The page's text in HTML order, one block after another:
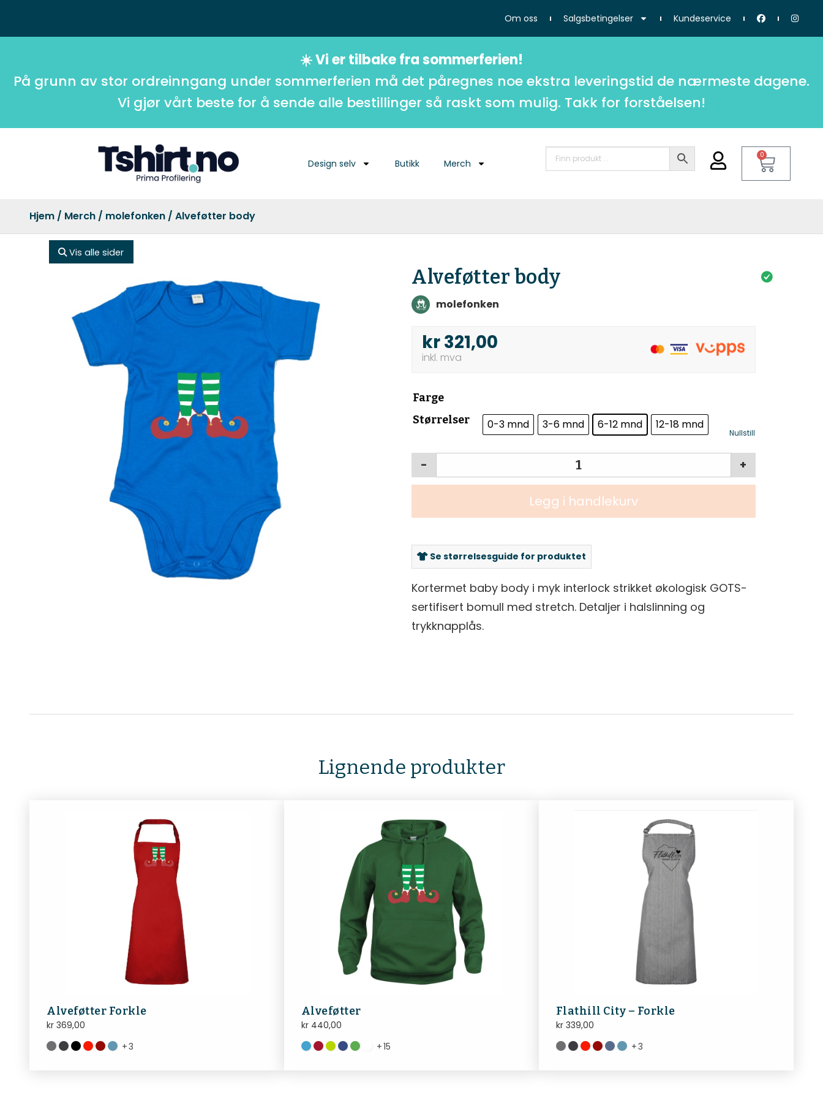
Om oss Salgsbetingelser Kundeservice
☀️ Vi er tilbake fra sommerferien!
På grunn av stor ordreinngang under sommerferien må det påregnes noe ekstra leveringstid de nærmeste dagene.
Vi gjør vårt beste for å sende alle bestillinger så raskt som mulig. Takk for forståelsen!
Design selv Butikk Merch
0
Hjem / Merch / molefonken / Alveføtter body
Vis alle sider
Alveføtter body
molefonken
kr321,00
Farge
Størrelser
0-3 mnd 3-6 mnd 6-12 mnd 12-18 mnd
Nullstill
+
-
Legg i handlekurv
Se størrelsesguide for produktet
Kortermet baby body i myk interlock strikket økologisk GOTS-
sertifisert bomull med stretch. Detaljer i halslinning og
trykknapplås.
Lignende produkter
Alveføtter Forkle
kr 369,00
+3
Alveføtter
kr440,00
+15
Flathill City – Forkle
kr339,00
+3